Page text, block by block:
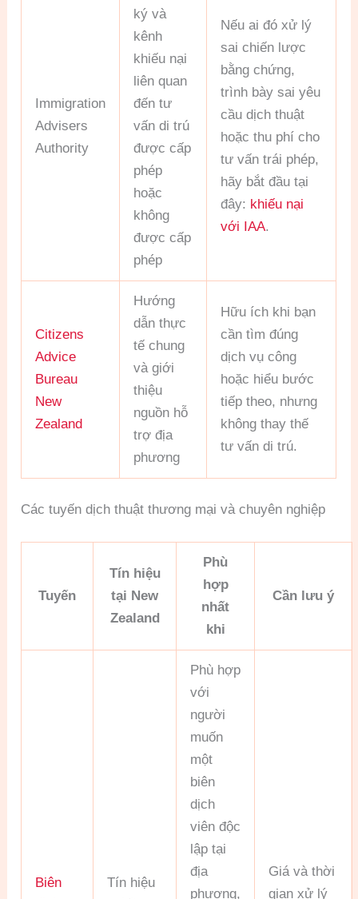
Immigration
Advisers
Authority
ký và
kênh
khiếu nại
liên quan
đến tư
vấn di trú
được cấp
phép
hoặc
không
được cấp
phép
Nếu ai đó xử lý
sai chiến lược
bằng chứng,
trình bày sai yêu
cầu dịch thuật
hoặc thu phí cho
tư vấn trái phép,
hãy bắt đầu tại
đây: khiếu nại
với IAA.
Citizens
Advice
Bureau
New
Zealand
Hướng
dẫn thực
tế chung
và giới
thiệu
nguồn hỗ
trợ địa
phương
Hữu ích khi bạn
cần tìm đúng
dịch vụ công
hoặc hiểu bước
tiếp theo, nhưng
không thay thế
tư vấn di trú.
Các tuyến dịch thuật thương mại và chuyên nghiệp
Tuyến
Tín hiệu
tại New
Zealand
Phù
hợp
nhất
khi
Cần lưu ý
Biên
Tín hiệu
Phù hợp
với
người
muốn
một
biên
dịch
viên độc
lập tại
địa
phương,
Giá và thời
gian xử lý